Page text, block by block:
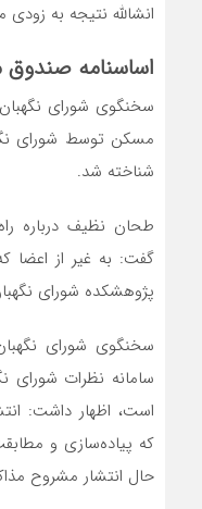
انشالله نتیجه به
اساسنامه
سخنگوی شورای
مسکن توسط شورای
شناخته شد.
طحان نظیف درباره
گفت: به غیر از اعضا
پژوهشکده شورای
سخنگوی شورای
سامانه نظرات شورای
است، اظهار داشت:
که پیاده‌سازی و
حال انتشار مشروح